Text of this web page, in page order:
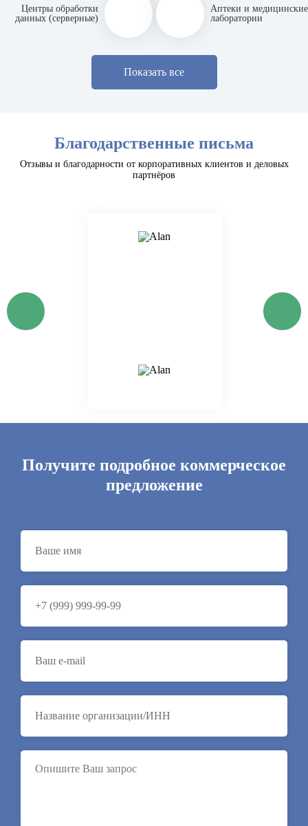
Центры обработки
данных (серверные)
Аптеки и медицинские
лаборатории
Показать все
Благодарственные письма
Отзывы и благодарности от корпоративных клиентов и деловых
партнёров
Получите подробное коммерческое
предложение